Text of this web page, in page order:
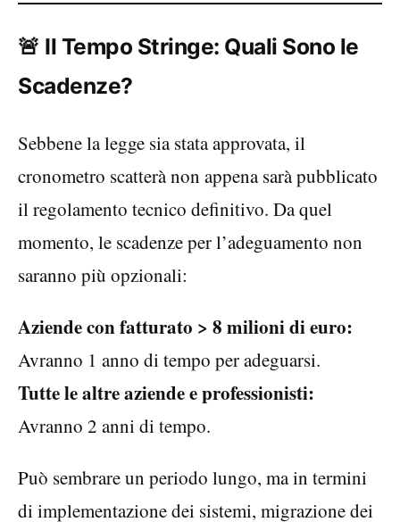
🚨 Il Tempo Stringe: Quali Sono le
Scadenze?
Sebbene la legge sia stata approvata, il
cronometro scatterà non appena sarà pubblicato
il regolamento tecnico definitivo. Da quel
momento, le scadenze per l’adeguamento non
saranno più opzionali:
Aziende con fatturato > 8 milioni di euro:
Avranno 1 anno di tempo per adeguarsi.
Tutte le altre aziende e professionisti:
Avranno 2 anni di tempo.
Può sembrare un periodo lungo, ma in termini
di implementazione dei sistemi, migrazione dei